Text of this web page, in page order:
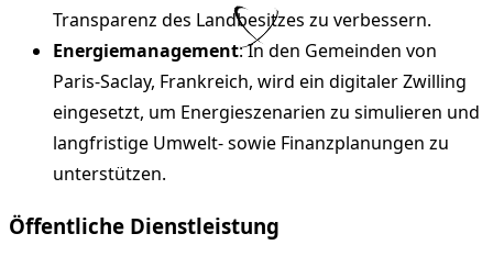
Transparenz des Landbesitzes zu verbessern.
Energiemanagement: In den Gemeinden von
Paris-Saclay, Frankreich, wird ein digitaler Zwilling
eingesetzt, um Energieszenarien zu simulieren und
langfristige Umwelt- sowie Finanzplanungen zu
unterstützen.
Öffentliche Dienstleistung